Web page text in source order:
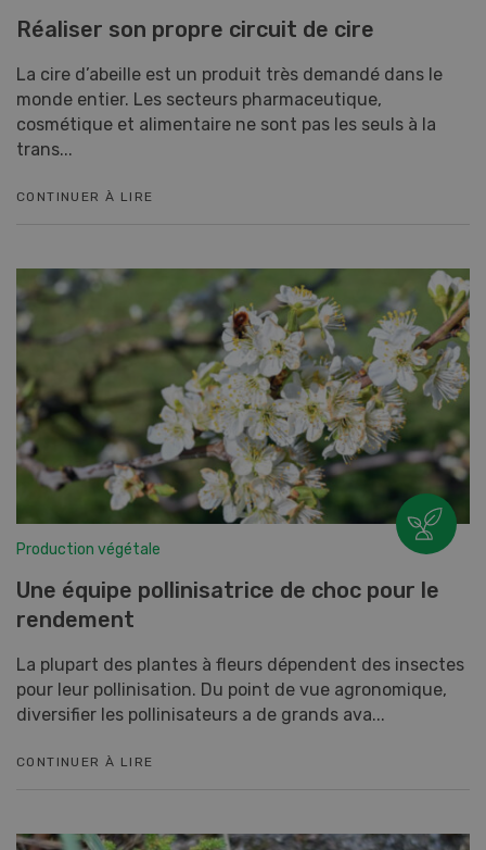
Réaliser son propre circuit de cire
La cire d’abeille est un produit très demandé dans le
monde entier. Les secteurs pharmaceutique,
cosmétique et alimentaire ne sont pas les seuls à la
trans...
CONTINUER À LIRE
Production végétale
Une équipe pollinisatrice de choc pour le
rendement
La plupart des plantes à fleurs dépendent des insectes
pour leur pollinisation. Du point de vue agronomique,
diversifier les pollinisateurs a de grands ava...
CONTINUER À LIRE